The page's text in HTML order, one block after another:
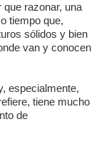
que razonar, una
tiempo que,
sólidos y bien
van y conocen
especialmente,
tiene mucho
de